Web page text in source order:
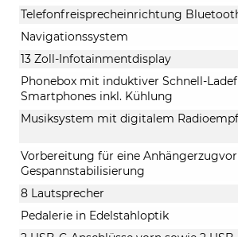
Telefonfreisprecheinrichtung
Navigationssystem
13 Zoll-Infotainmentdisplay
Phonebox mit induktiver Schnell-
Smartphones inkl. Kühlung
Musiksystem mit digitalem
Vorbereitung für eine
Gespannstabilisierung
8 Lautsprecher
Pedalerie in Edelstahloptik